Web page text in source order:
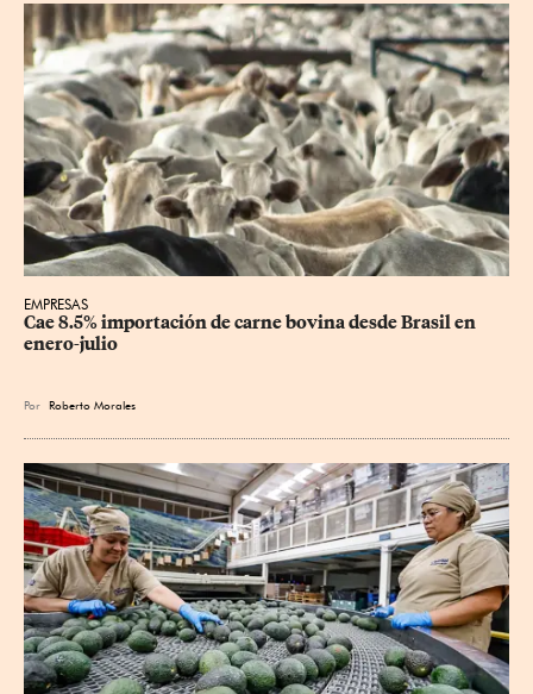
EMPRESAS
Cae 8.5% importación de carne bovina desde Brasil en
enero-julio
Por Roberto Morales